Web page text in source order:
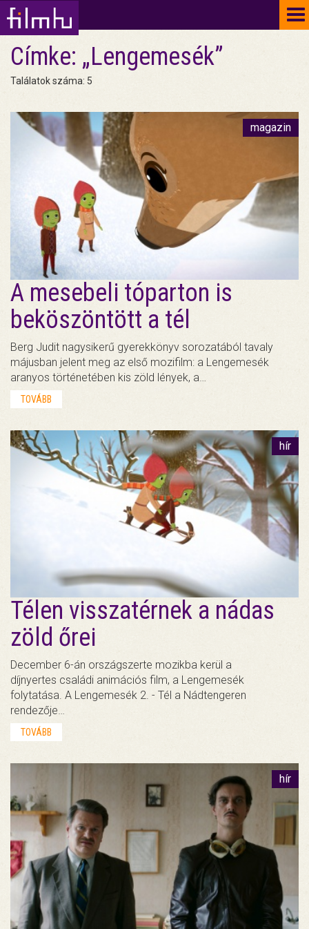
Címke: „Lengemesék”
Találatok száma: 5
magazin
A mesebeli tóparton is
beköszöntött a tél
Berg Judit nagysikerű gyerekkönyv sorozatából tavaly
májusban jelent meg az első mozifilm: a Lengemesék
aranyos történetében kis zöld lények, a…
TOVÁBB
hír
Télen visszatérnek a nádas
zöld őrei
December 6-án országszerte mozikba kerül a
díjnyertes családi animációs film, a Lengemesék
folytatása. A Lengemesék 2. - Tél a Nádtengeren
rendezője…
TOVÁBB
hír